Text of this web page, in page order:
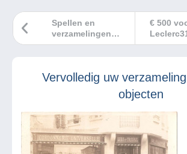
€ 500
Spellen en
verzamelingen
brengen alle
Vervolledig uw
objecten